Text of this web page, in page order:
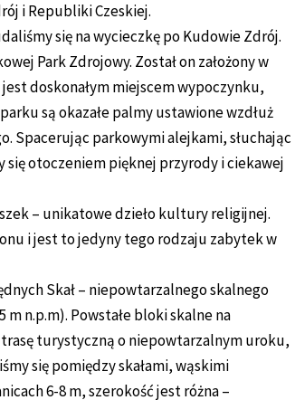
i Republiki Czeskiej.
się na wycieczkę po Kudowie Zdrój.
Park Zdrojowy. Został on założony w
doskonałym miejscem wypoczynku,
są okazałe palmy ustawione wzdłuż
Spacerując parkowymi alejkami, słuchając
otoczeniem pięknej przyrody i ciekawej
– unikatowe dzieło kultury religijnej.
i jest to jedyny tego rodzaju zabytek w
Skał – niepowtarzalnego skalnego
n.p.m). Powstałe bloki skalne na
turystyczną o niepowtarzalnym uroku,
się pomiędzy skałami, wąskimi
6-8 m, szerokość jest różna –